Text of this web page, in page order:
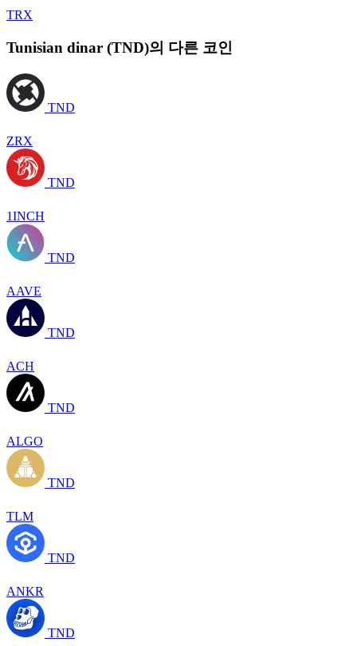
TRX
Tunisian dinar (TND)의 다른 코인
TND
ZRX
TND
1INCH
TND
AAVE
TND
ACH
TND
ALGO
TND
TLM
TND
ANKR
TND